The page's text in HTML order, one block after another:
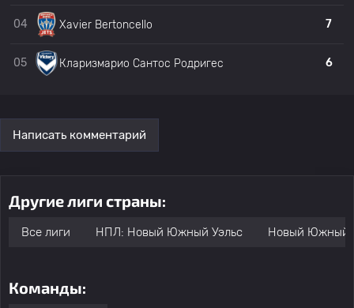
04 Xavier Bertoncello 7
05 Кларизмарио Сантос Родригес 6
Написать комментарий
Другие лиги страны:
Все лиги НПЛ: Новый Южный Уэльс Новый Южный
Команды: